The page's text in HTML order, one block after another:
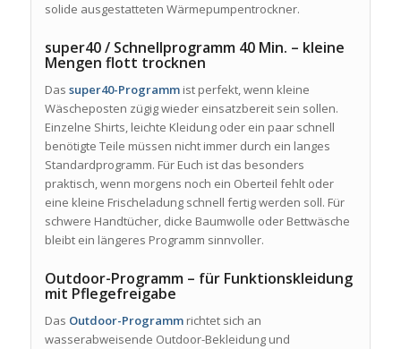
solide ausgestatteten Wärmepumpentrockner.
super40 / Schnellprogramm 40 Min. – kleine
Mengen flott trocknen
Das super40-Programmist perfekt, wenn kleine
Wäscheposten zügig wieder einsatzbereit sein sollen.
Einzelne Shirts, leichte Kleidung oder ein paar schnell
benötigte Teile müssen nicht immer durch ein langes
Standardprogramm. Für Euch ist das besonders
praktisch, wenn morgens noch ein Oberteil fehlt oder
eine kleine Frischeladung schnell fertig werden soll. Für
schwere Handtücher, dicke Baumwolle oder Bettwäsche
bleibt ein längeres Programm sinnvoller.
Outdoor-Programm – für Funktionskleidung
mit Pflegefreigabe
Das Outdoor-Programmrichtet sich an
wasserabweisende Outdoor-Bekleidung und